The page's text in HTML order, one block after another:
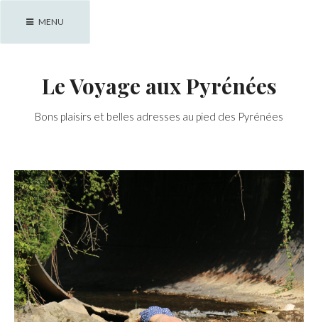
MENU
Le Voyage aux Pyrénées
Bons plaisirs et belles adresses au pied des Pyrénées